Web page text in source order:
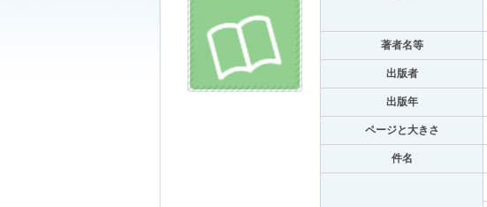
著者名等
出版者
出版年
ページと大きさ
件名